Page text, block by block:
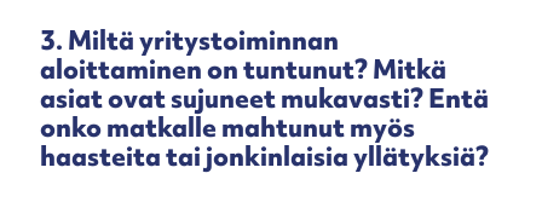
3. Miltä yritystoiminnan
aloittaminen on tuntunut? Mitkä
asiat ovat sujuneet mukavasti? Entä
onko matkalle mahtunut myös
haasteita tai jonkinlaisia yllätyksiä?